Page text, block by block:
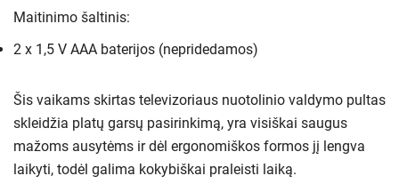
Maitinimo šaltinis:
2 x 1,5 V AAA baterijos (nepridedamos)
Šis vaikams skirtas televizoriaus nuotolinio valdymo pultas
skleidžia platų garsų pasirinkimą, yra visiškai saugus
mažoms ausytėms ir dėl ergonomiškos formos jį lengva
laikyti, todėl galima kokybiškai praleisti laiką.